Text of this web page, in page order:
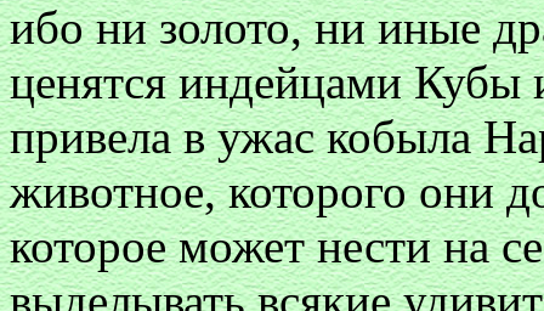
ибо ни золото, ни иные
ценятся индейцами
привела в ужас кобыла
животное, которого они
которое может нести на